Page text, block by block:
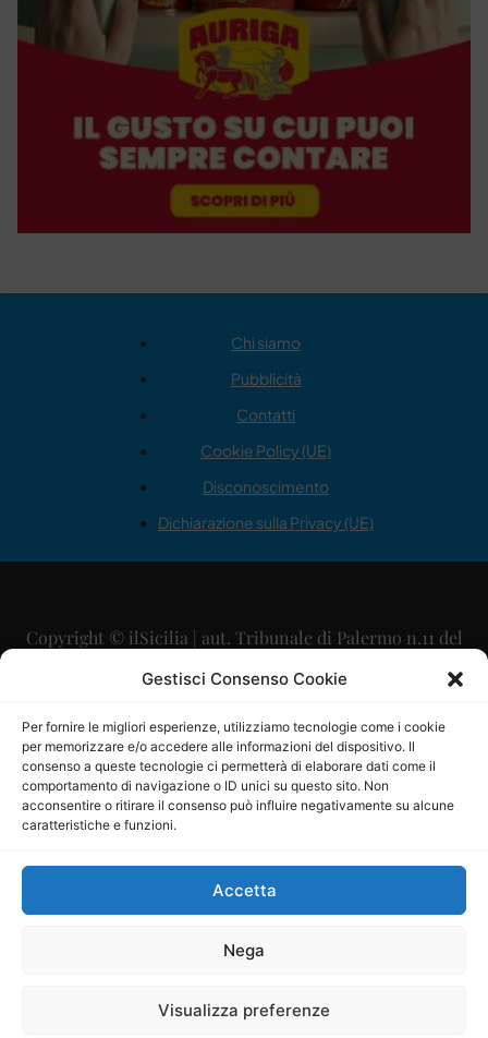
Gestisci Consenso Cookie
Per fornire le migliori esperienze, utilizziamo tecnologie come i cookie
per memorizzare e/o accedere alle informazioni del dispositivo. Il
consenso a queste tecnologie ci permetterà di elaborare dati come il
comportamento di navigazione o ID unici su questo sito. Non
acconsentire o ritirare il consenso può influire negativamente su alcune
caratteristiche e funzioni.
Accetta
Nega
Visualizza preferenze
Chi siamo
Pubblicità
Contatti
Cookie Policy (UE)
Disconoscimento
Dichiarazione sulla Privacy (UE)
Copyright © ilSicilia | aut. Tribunale di Palermo n.11 del
29/09/2015
Direttore Editoriale: Maurizio Scaglione
Direttore Responsabile: Maria Calabrese
P.IVA: 06334930820
Mercurio Comunicazione Società Cooperativa a r.l. è
iscritta al Registro degli Operatori di Comunicazione al
Sito gestito daLa Digitale srl–info@ladigitale.it